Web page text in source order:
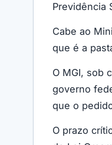
Previdência
Cabe ao
que é a
O MGI, sob
governo
que o
O prazo